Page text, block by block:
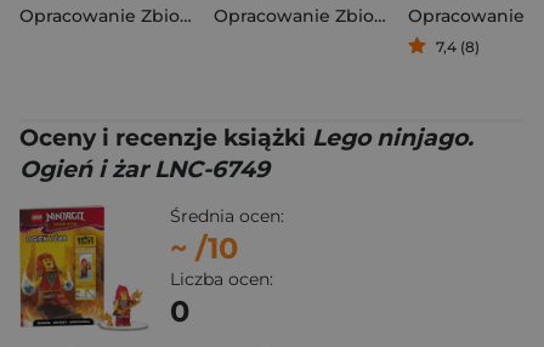
Opracowanie Zbiorowe
Opracowanie Zbiorowe
7,4 (8)
Oceny i recenzje książki Lego ninjago.
Ogień i żar LNC-6749
Średnia ocen:
~ /10
Liczba ocen:
0